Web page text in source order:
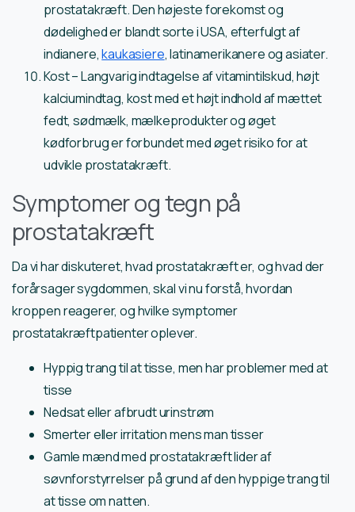
prostatakræft. Den højeste forekomst og
dødelighed er blandt sorte i USA, efterfulgt af
indianere,kaukasiere, latinamerikanere og asiater.
Kost – Langvarig indtagelse af vitamintilskud, højt
kalciumindtag, kost med et højt indhold af mættet
fedt, sødmælk, mælkeprodukter og øget
kødforbrug er forbundet med øget risiko for at
udvikle prostatakræft.
Symptomer og tegn på
prostatakræft
Da vi har diskuteret, hvad prostatakræft er, og hvad der
forårsager sygdommen, skal vi nu forstå, hvordan
kroppen reagerer, og hvilke symptomer
prostatakræftpatienter oplever.
Hyppig trang til at tisse, men har problemer med at
tisse
Nedsat eller afbrudt urinstrøm
Smerter eller irritation mens man tisser
Gamle mænd med prostatakræft lider af
søvnforstyrrelser på grund af den hyppige trang til
at tisse om natten.